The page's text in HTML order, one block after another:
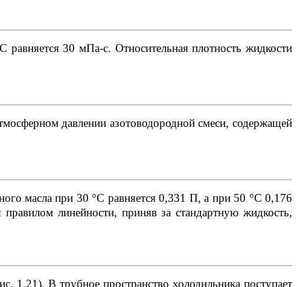
30 мПа-с. Относительная плотность жидкости
давлении азотоводородной смеси, содержащей
масла при 30 °С равняется 0,331 П, а при 50 °С 0,176
линейности, приняв за стандартную жидкость,
1.21). В трубное пространство холодильника поступает